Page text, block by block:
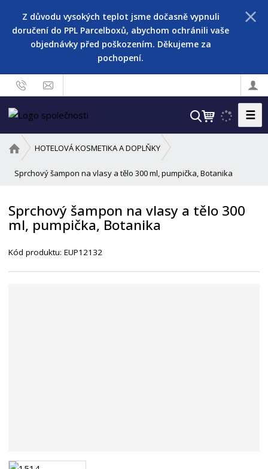
Z důvodu vysokých teplot jsme dočasně vypnuli
doručení do PPL Parcelboxů, abychom ochránili vaše
objednávky před poškozením. Děkujeme za
pochopení.
V
e
a
t
☰
v
o
í
s
r
HOTELOVÁ KOSMETIKA A DOPLŇKY
Sprchový šampon na vlasy a tělo 300 ml, pumpička, Botanika
Sprchový šampon na vlasy a tělo 300
ml, pumpička, Botanika
Kód produktu:EUP12132